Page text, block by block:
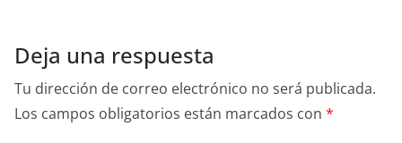
Deja una respuesta
Tu dirección de correo electrónico no será publicada.
Los campos obligatorios están marcados con *